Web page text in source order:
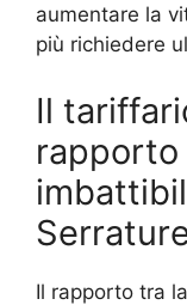
aumentare la
più richiedere
Il
Il rapporto tra